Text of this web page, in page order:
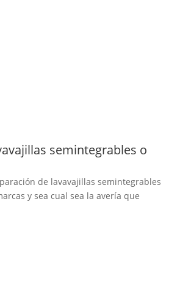
semintegrables o
de lavavajillas semintegrables
y sea cual sea la avería que